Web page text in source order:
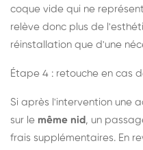
coque vide qui ne
relève donc plus de
réinstallation que d'une
Étape 4 : retouche en cas
Si après l'intervention une
sur le même nid , un
frais supplémentaires. En